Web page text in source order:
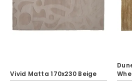
Vivid Matta 170x230 Beige